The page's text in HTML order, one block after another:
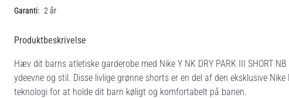
Garanti: 2 år
Produktbeskrivelse
Hæv dit barns atletiske garderobe med Nike Y NK DRY PARK III SHORT
ydeevne og stil. Disse livlige grønne shorts er en del af den eksklusive
teknologi for at holde dit barn køligt og komfortabelt på banen.